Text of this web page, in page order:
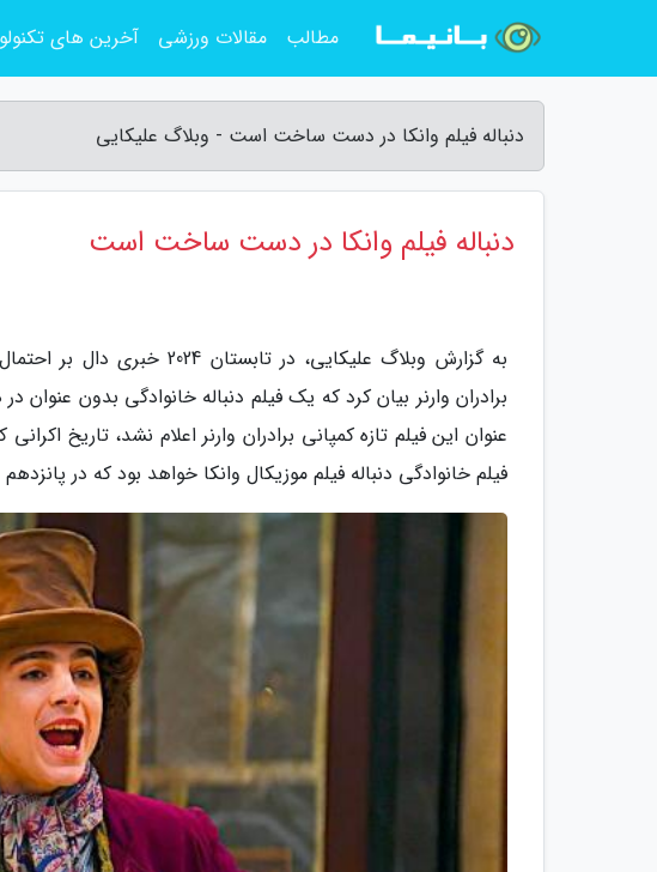
دنباله فیلم وانکا در دست ساخت است - وبلاگ علیکایی
دنباله فیلم وانکا در دست ساخت است
عنوان این فیلم تازه کمپانی برادران وارنر اعلام نشد، تاریخ
فیلم خانوادگی دنباله فیلم موزیکال وانکا خواهد بود که در پانزدهم دسامبر 2023 به
مطالب مقالات ورزشی آخرین های